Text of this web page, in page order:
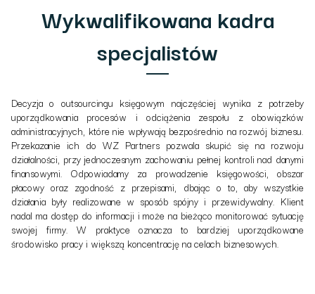
Wykwalifikowana kadra
specjalistów
Decyzja o outsourcingu księgowym najczęściej wynika z potrzeby
uporządkowania procesów i odciążenia zespołu z obowiązków
administracyjnych, które nie wpływają bezpośrednio na rozwój biznesu.
Przekazanie ich do WZ Partners pozwala skupić się na rozwoju
działalności, przy jednoczesnym zachowaniu pełnej kontroli nad danymi
finansowymi. Odpowiadamy za prowadzenie księgowości, obszar
płacowy oraz zgodność z przepisami, dbając o to, aby wszystkie
działania były realizowane w sposób spójny i przewidywalny. Klient
nadal ma dostęp do informacji i może na bieżąco monitorować sytuację
swojej firmy. W praktyce oznacza to bardziej uporządkowane
środowisko pracy i większą koncentrację na celach biznesowych.